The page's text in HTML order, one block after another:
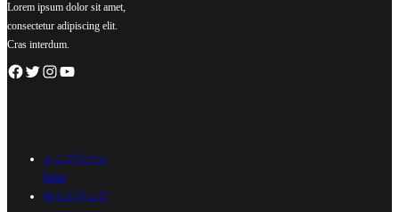
Lorem ipsum dolor sit amet,
consectetur adipiscing elit.
Cras interdum.
トップページ
home
サイトマップ